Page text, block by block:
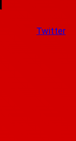
Twitter